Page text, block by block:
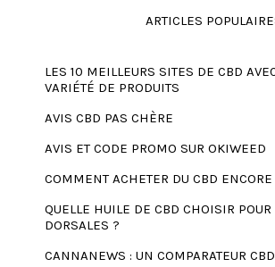
ARTICLES
LES 10 MEILLEURS SITES DE CBD
VARIÉTÉ DE PRODUITS
AVIS CBD PAS CHÈRE
AVIS ET CODE PROMO SUR OKIWEED
COMMENT ACHETER DU CBD
QUELLE HUILE DE CBD CHOISIR POUR
DORSALES ?
CANNANEWS : UN COMPARATEUR CBD